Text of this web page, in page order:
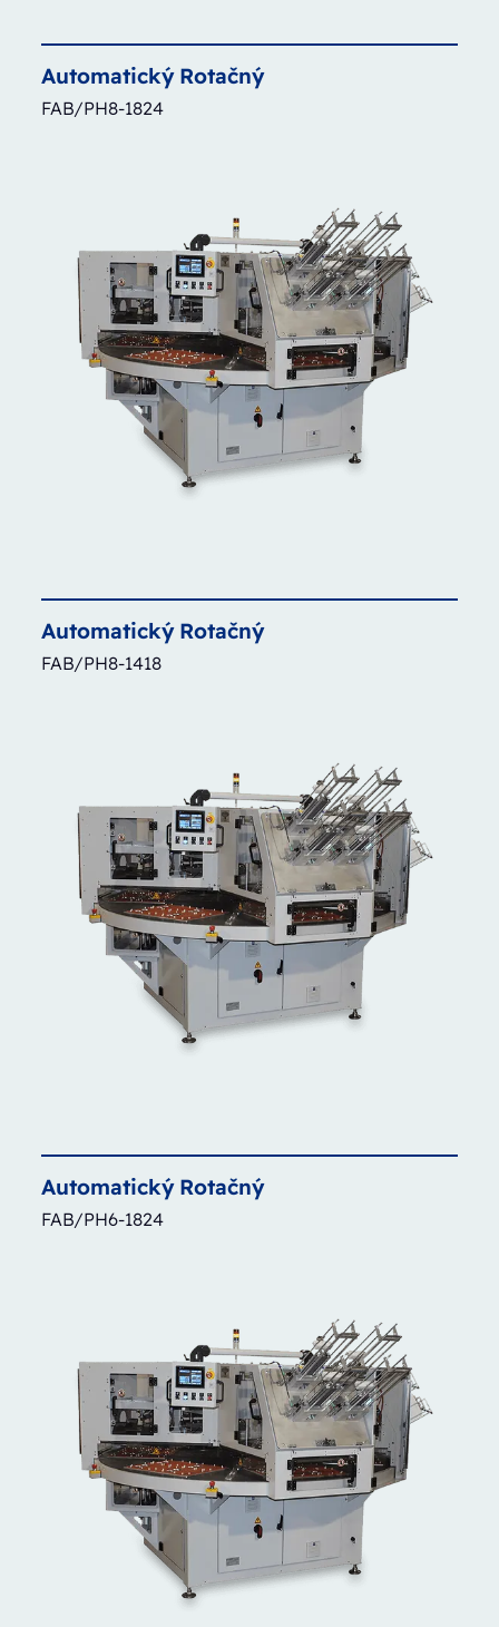
Automatický Rotačný
FAB/PH8-1824
Automatický Rotačný
FAB/PH8-1418
Automatický Rotačný
FAB/PH6-1824